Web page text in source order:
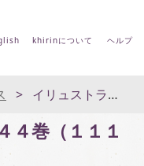
khirinについて ヘルプ
イリュストラシオン第４４巻（１１１４号～１１４０号）
４巻（１１１